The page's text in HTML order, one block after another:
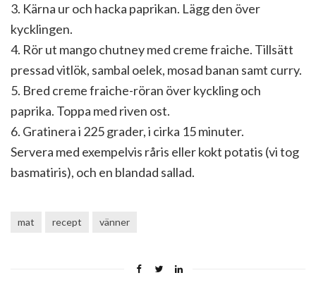
3. Kärna ur och hacka paprikan. Lägg den över
kycklingen.
4. Rör ut mango chutney med creme fraiche. Tillsätt
pressad vitlök, sambal oelek, mosad banan samt curry.
5. Bred creme fraiche-röran över kyckling och
paprika. Toppa med riven ost.
6. Gratinera i 225 grader, i cirka 15 minuter.
Servera med exempelvis råris eller kokt potatis (vi tog
basmatiris), och en blandad sallad.
mat recept vänner